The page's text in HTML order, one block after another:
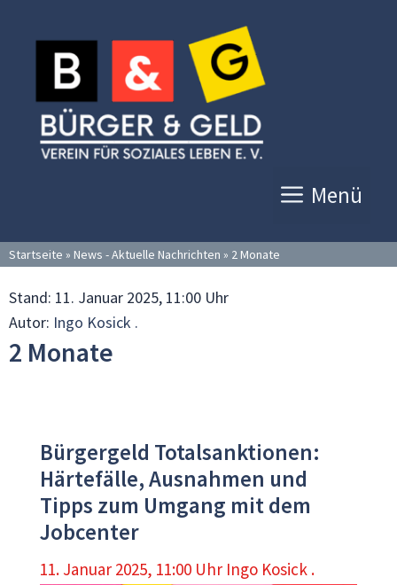
Inhalt
springen
Menü
Startseite » News - Aktuelle Nachrichten » 2 Monate
Stand: 11. Januar 2025, 11:00 Uhr
Autor: Ingo Kosick .
2 Monate
Bürgergeld Totalsanktionen:
Härtefälle, Ausnahmen und
Tipps zum Umgang mit dem
Jobcenter
11. Januar 2025, 11:00 Uhr Ingo Kosick .